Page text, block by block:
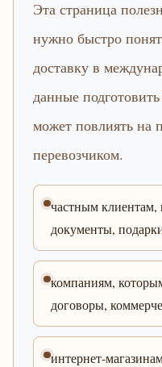
Эта страница
нужно быстро
доставку в
данные
может повлиять на
перевозчиком.
частным клиентам,
документы,
компаниям,
договоры,
интернет-